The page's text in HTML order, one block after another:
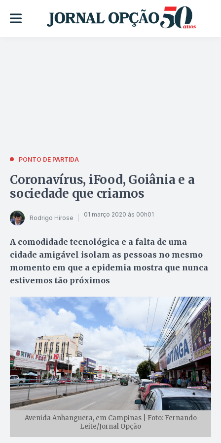
PONTO DE PARTIDA
Coronavírus, iFood, Goiânia e a
sociedade que criamos
Rodrigo Hirose 01 março 2020 às 00h01
A comodidade tecnológica e a falta de uma
cidade amigável isolam as pessoas no mesmo
momento em que a epidemia mostra que nunca
estivemos tão próximos
Avenida Anhanguera, em Campinas | Foto: Fernando
Leite/Jornal Opção